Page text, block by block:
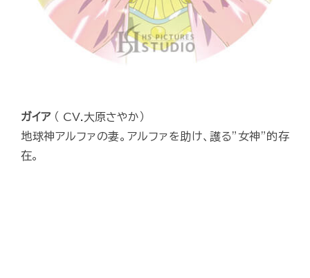
ガイア （ CV.大原さやか）
地球神アルファの妻。アルファを助け、護る”女神”的存
在。